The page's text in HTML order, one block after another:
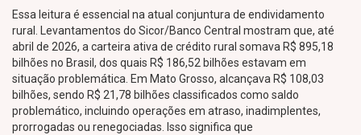
Essa leitura é essencial na atual conjuntura de endividamento
rural. Levantamentos do Sicor/Banco Central mostram que, até
abril de 2026, a carteira ativa de crédito rural somava R$ 895,18
bilhões no Brasil, dos quais R$ 186,52 bilhões estavam em
situação problemática. Em Mato Grosso, alcançava R$ 108,03
bilhões, sendo R$ 21,78 bilhões classificados como saldo
problemático, incluindo operações em atraso, inadimplentes,
prorrogadas ou renegociadas. Isso significa que